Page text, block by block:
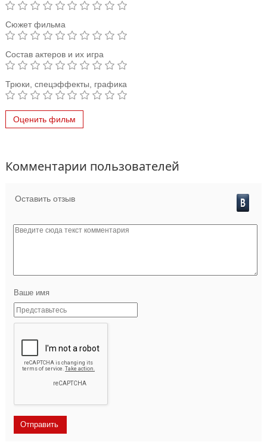
Сюжет фильма
Состав актеров и их игра
Трюки, спецэффекты, графика
Оценить фильм
Комментарии пользователей
Оставить отзыв
Ваше имя